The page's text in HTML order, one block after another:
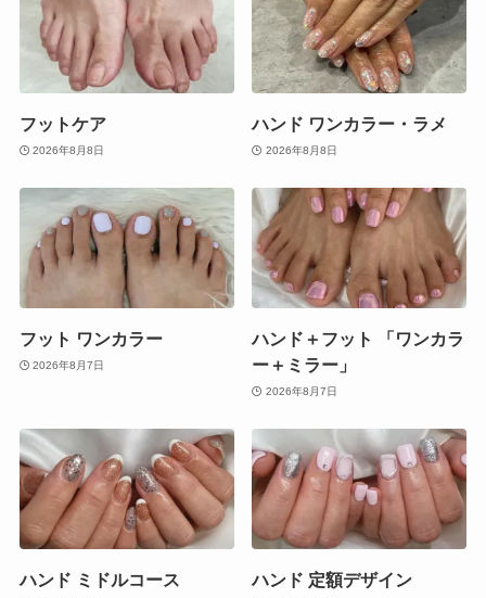
フットケア
2026年8月8日
ハンド ワンカラー・ラメ
2026年8月8日
フット ワンカラー
2026年8月7日
ハンド＋フット 「ワンカラ
ー＋ミラー」
2026年8月7日
ハンド ミドルコース ハンド 定額デザイン